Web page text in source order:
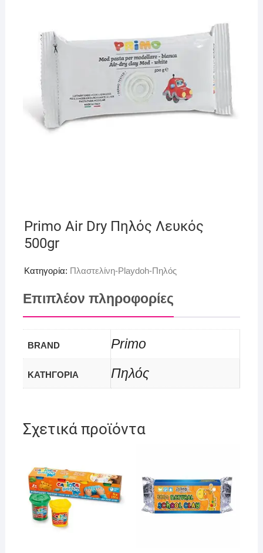
Primo Air Dry Πηλός Λευκός
500gr
Κατηγορία: Πλαστελίνη-Playdoh-Πηλός
Επιπλέον πληροφορίες
BRAND Primo
ΚΑΤΗΓΟΡΙΑ Πηλός
Σχετικά προϊόντα